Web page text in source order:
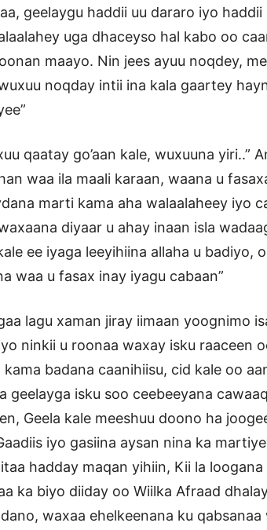
geelaygu haddii uu dararo iyo
uga dhaceyso hal kabo oo
maayo. Nin jees ayuu noqdey,
noqday intii ina kala gaartey
qaatay go’aan kale, wuxuuna yiri..”
waa ila maali karaan, waana u
marti kama aha walaalaheey iyo
diyaar u ahay inaan isla
ee iyaga leeyihiina allaha u badiyo,
waa u fasax inay iyagu cabaan”
lagu xaman jiray iimaan yoognimo
ninkii u roonaa waxay isku raaceen
badana caanihiisu, cid kale oo
geelayga isku soo ceebeeyana
Geela kale meeshuu doono ha
iyo gasiina aysan nina ka
hadday maqan yihiin, Kii la
ka biyo diiday oo Wiilka Afraad
waxaa ehelkeenana ku